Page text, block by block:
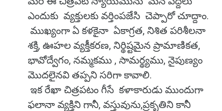
ఎందుకు వ్యక్తులకు వర్తింపజేసి చెప్పారో చూద్దాం.
ముఖ్యంగా ఏ కళకైనా ఏకాగ్రత, నిశిత పరిశీలనా
శక్తి, ఊహల వ్యక్తీకరణ, నిర్థిష్టమైన ప్రామాణికత,
భావోద్వేగం, నమ్మకము , సామర్థ్యము, నైపుణ్యం
మొదలైనవి తప్పని సరిగా కావాలి.
ఇక రేఖా చిత్రపటం గీసే కళాకారుడు ముందుగా
ఫలానా వ్యక్తిని గానీ, వస్తువును,ప్రకృతిని కానీ